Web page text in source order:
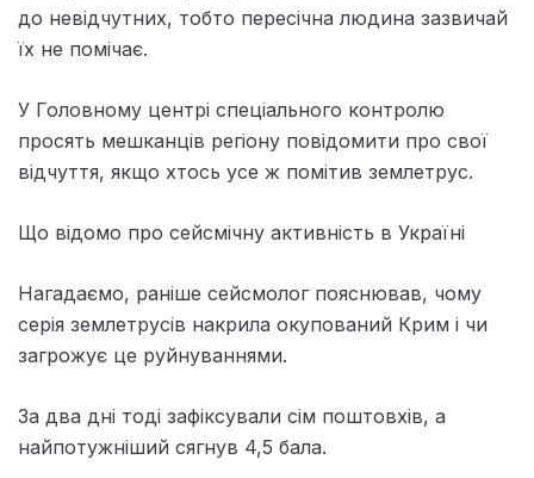
до невідчутних, тобто пересічна людина зазвичай
їх не помічає.
У Головному центрі спеціального контролю
просять мешканців регіону повідомити про свої
відчуття, якщо хтось усе ж помітив землетрус.
Що відомо про сейсмічну активність в Україні
Нагадаємо, раніше сейсмолог пояснював, чому
серія землетрусів накрила окупований Крим і чи
загрожує це руйнуваннями.
За два дні тоді зафіксували сім поштовхів, а
найпотужніший сягнув 4,5 бала.